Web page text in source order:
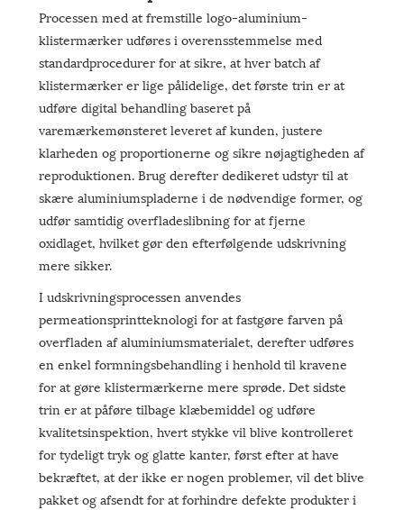
Processen med at fremstille logo-aluminium-
klistermærker udføres i overensstemmelse med
standardprocedurer for at sikre, at hver batch af
klistermærker er lige pålidelige, det første trin er at
udføre digital behandling baseret på
varemærkemønsteret leveret af kunden, justere
klarheden og proportionerne og sikre nøjagtigheden af
​​reproduktionen. Brug derefter dedikeret udstyr til at
skære aluminiumspladerne i de nødvendige former, og
udfør samtidig overfladeslibning for at fjerne
oxidlaget, hvilket gør den efterfølgende udskrivning
mere sikker.
I udskrivningsprocessen anvendes
permeationsprintteknologi for at fastgøre farven på
overfladen af ​​aluminiumsmaterialet, derefter udføres
en enkel formningsbehandling i henhold til kravene
for at gøre klistermærkerne mere sprøde. Det sidste
trin er at påføre tilbage klæbemiddel og udføre
kvalitetsinspektion, hvert stykke vil blive kontrolleret
for tydeligt tryk og glatte kanter, først efter at have
bekræftet, at der ikke er nogen problemer, vil det blive
pakket og afsendt for at forhindre defekte produkter i